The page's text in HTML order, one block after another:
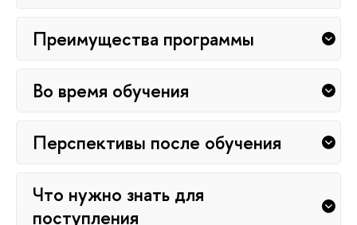
Преимущества программы
Во время обучения
Перспективы после обучения
Что нужно знать для
поступления